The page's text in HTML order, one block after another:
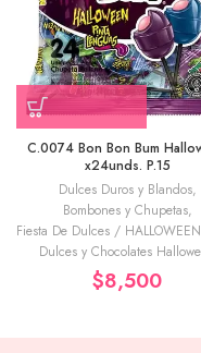
C.0074 Bon Bon Bum
x24unds. P.15
Dulces Duros y Blandos,
Bombones y Chupetas,
Fiesta De Dulces /
Dulces y Chocolates
$8,500